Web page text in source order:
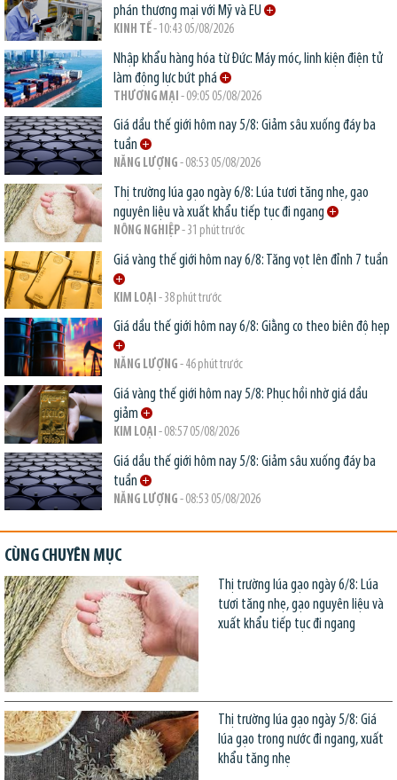
phán thương mại với Mỹ và EU
KINH TẾ- 10:43 05/08/2026
Nhập khẩu hàng hóa từ Đức: Máy móc, linh kiện điện tử
làm động lực bứt phá
THƯƠNG MẠI - 09:05 05/08/2026
Giá dầu thế giới hôm nay 5/8: Giảm sâu xuống đáy ba
tuần
NĂNG LƯỢNG - 08:53 05/08/2026
Thị trường lúa gạo ngày 6/8: Lúa tươi tăng nhẹ, gạo
nguyên liệu và xuất khẩu tiếp tục đi ngang
NÔNG NGHIỆP- 31 phút trước
Giá vàng thế giới hôm nay 6/8: Tăng vọt lên đỉnh 7 tuần
KIM LOẠI - 38 phút trước
Giá dầu thế giới hôm nay 6/8: Giằng co theo biên độ hẹp
NĂNG LƯỢNG - 46 phút trước
Giá vàng thế giới hôm nay 5/8: Phục hồi nhờ giá dầu
giảm
KIM LOẠI - 08:57 05/08/2026
Giá dầu thế giới hôm nay 5/8: Giảm sâu xuống đáy ba
tuần
NĂNG LƯỢNG - 08:53 05/08/2026
CÙNG CHUYÊN MỤC
Thị trường lúa gạo ngày 6/8: Lúa
tươi tăng nhẹ, gạo nguyên liệu và
xuất khẩu tiếp tục đi ngang
Thị trường lúa gạo ngày 5/8: Giá
lúa gạo trong nước đi ngang, xuất
khẩu tăng nhẹ